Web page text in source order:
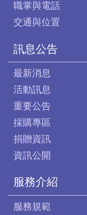
職掌與電話
交通與位置
訊息公告
最新消息
活動訊息
重要公告
採購專區
捐贈資訊
資訊公開
服務介紹
服務規範